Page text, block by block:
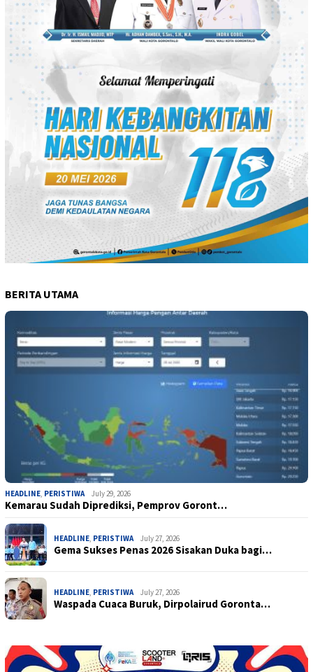
BERITA UTAMA
HEADLINE PERISTIWA July 29, 2026
Kemarau Sudah Diprediksi, Pemprov Goront…
HEADLINE PERISTIWA July 27, 2026
Gema Sukses Penas 2026 Sisakan Duka bagi…
HEADLINE PERISTIWA July 27, 2026
Waspada Cuaca Buruk, Dirpolairud Goronta…